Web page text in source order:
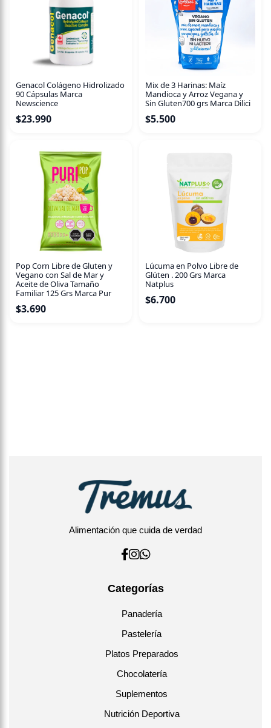
preservantes, GMO, colorantes ni sabores artificiales.
Genacol Colágeno Hidrolizado
90 Cápsulas Marca
Newscience
$23.990
Mix de 3 Harinas: Maíz
Mandioca y Arroz Vegana y
Sin Gluten700 grs Marca Dilici
$5.500
Pop Corn Libre de Gluten y
Vegano con Sal de Mar y
Aceite de Oliva Tamaño
Familiar 125 Grs Marca Pur
$3.690
Lúcuma en Polvo Libre de
Glúten . 200 Grs Marca
Natplus
$6.700
Alimentación que cuida de verdad
Categorías
Panadería
Pastelería
Platos Preparados
Chocolatería
Suplementos
Nutrición Deportiva